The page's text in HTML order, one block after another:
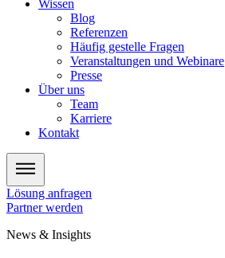
Wissen
Blog
Referenzen
Häufig gestelle Fragen
Veranstaltungen und Webinare
Presse
Über uns
Team
Karriere
Kontakt
Lösung anfragen
Partner werden
News & Insights